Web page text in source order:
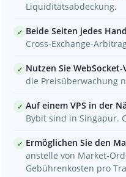
Liquiditätsabdeckung.
✓ Beide Seiten jedes
Cross-Exchange-
✓ Nutzen Sie
die Preisüberwachung
✓ Auf einem VPS in der
Bybit sind in Singapur.
✓ Ermöglichen Sie den
anstelle von Market-
Gebührenkosten pro